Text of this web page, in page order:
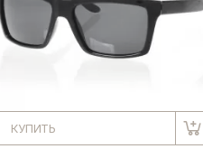
КУПИТЬ